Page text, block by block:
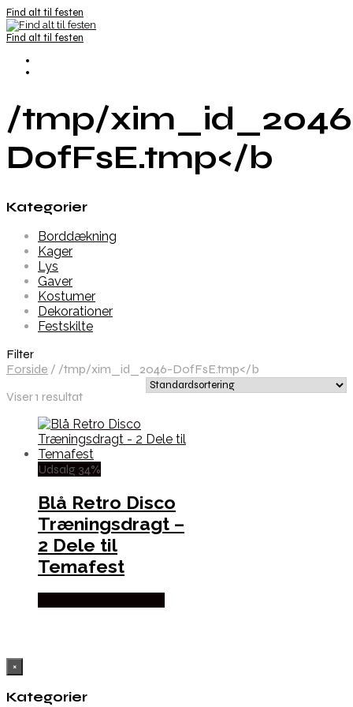
Find alt til festen
Find alt til festen
/tmp/
DofFsE.tmp</b
Kategorier
Borddækning
Kager
Lys
Gaver
Kostumer
Dekorationer
Festskilte
Filter
Forside / /tmp/xim_id_2046-DofFsE.tmp</b
Viser 1 resultat
Udsalg 34%
Blå Retro Disco
Træningsdragt –
2 Dele til
Temafest
×
Kategorier